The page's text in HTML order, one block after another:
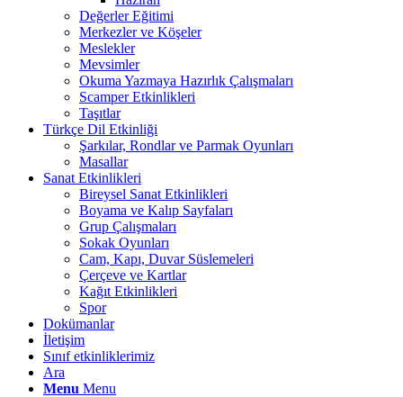
Değerler Eğitimi
Merkezler ve Köşeler
Meslekler
Mevsimler
Okuma Yazmaya Hazırlık Çalışmaları
Scamper Etkinlikleri
Taşıtlar
Türkçe Dil Etkinliği
Şarkılar, Rondlar ve Parmak Oyunları
Masallar
Sanat Etkinlikleri
Bireysel Sanat Etkinlikleri
Boyama ve Kalıp Sayfaları
Grup Çalışmaları
Sokak Oyunları
Cam, Kapı, Duvar Süslemeleri
Çerçeve ve Kartlar
Kağıt Etkinlikleri
Spor
Dokümanlar
İletişim
Sınıf etkinliklerimiz
Ara
Menu Menu